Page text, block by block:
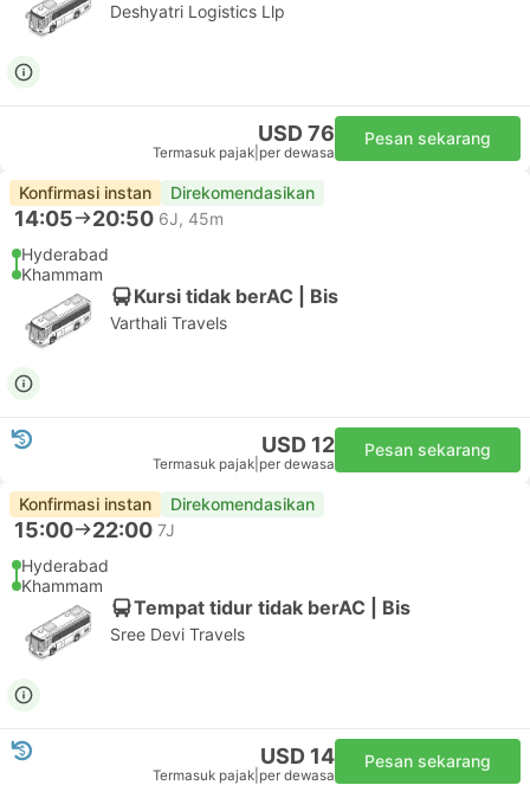
Deshyatri Logistics Llp
USD 76
Termasuk pajak per dewasa
Pesan sekarang
Konfirmasi instan Direkomendasikan
14:05 20:50 6J, 45m
Hyderabad
Khammam
Kursi tidak berAC | Bis
Varthali Travels
USD 12
Termasuk pajak per dewasa
Pesan sekarang
Konfirmasi instan Direkomendasikan
15:00 22:00 7J
Hyderabad
Khammam
Tempat tidur tidak berAC | Bis
Sree Devi Travels
USD 14
Termasuk pajak per dewasa
Pesan sekarang